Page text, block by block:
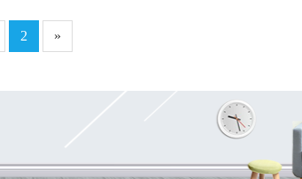
备、水泵及配件、照明设备（国家限制或禁
止经营的除外）、化工产品（除危险化学
制品、铝合金制品、矿产品（除国家专控产
品）、电子产品（除国家专控产品外）、劳
算机软件及辅助设备（除国家专控产品）、
2 »